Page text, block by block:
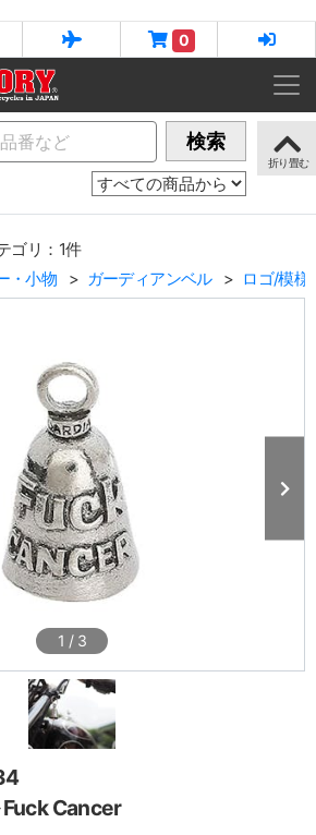
0
検索
ゴリ：1件
・小物 ガーディアンベル ロゴ/模様
1 / 3
Fuck Cancer